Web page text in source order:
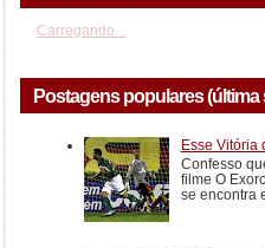
Carregando...
Postagens populares (última
Esse Vitória
Confesso
filme O
se encontra